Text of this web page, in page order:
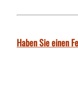
Haben Sie einen